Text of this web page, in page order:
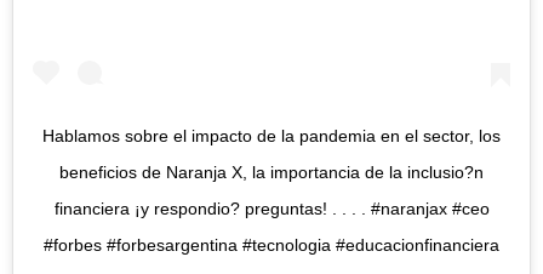
Hablamos sobre el impacto de la pandemia en el sector, los
beneficios de Naranja X, la importancia de la inclusio?n
financiera ¡y respondio? preguntas! . . . . #naranjax #ceo
#forbes #forbesargentina #tecnologia #educacionfinanciera